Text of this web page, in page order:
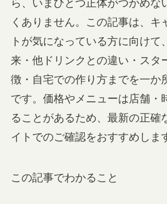
ら、いまひとつ正体がつかめな
くありません。この記事は、キ
トが気になっている方に向けて
来・他ドリンクとの違い・スタ
徴・自宅での作り方までを一か
です。価格やメニューは店舗・
ることがあるため、最新の正確
イトでのご確認をおすすめしま
この記事でわかること